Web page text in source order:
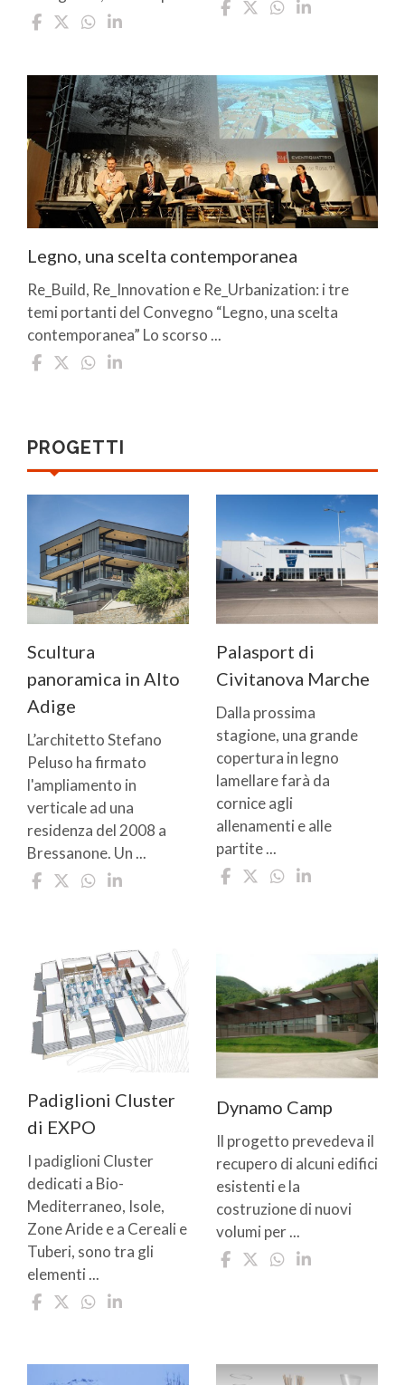
Legno, una scelta contemporanea
Re_Build, Re_Innovation e Re_Urbanization: i tre
temi portanti del Convegno “Legno, una scelta
contemporanea” Lo scorso ...
PROGETTI
Scultura
panoramica in Alto
Adige
L’architetto Stefano
Peluso ha firmato
l'ampliamento in
verticale ad una
residenza del 2008 a
Bressanone. Un ...
Palasport di
Civitanova Marche
Dalla prossima
stagione, una grande
copertura in legno
lamellare farà da
cornice agli
allenamenti e alle
partite ...
Padiglioni Cluster
di EXPO
I padiglioni Cluster
dedicati a Bio-
Mediterraneo, Isole,
Zone Aride e a Cereali e
Tuberi, sono tra gli
elementi ...
Dynamo Camp
Il progetto prevedeva il
recupero di alcuni edifici
esistenti e la
costruzione di nuovi
volumi per ...